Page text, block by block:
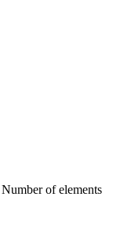
of elements